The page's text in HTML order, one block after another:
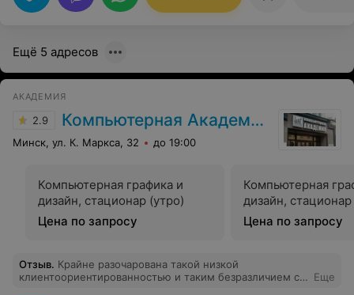
Считаю подобное недопустимым!!
Ещё 5 адресов
АКАДЕМИЯ
2.9 Компьютерная Академия ШАГ
Минск, ул. К. Маркса, 32 до 19:00
Компьютерная графика и
дизайн, стационар (утро)
Цена по запросу
Компьютерная
дизайн,
Цена по запросу
Отзыв. Крайне разочарована такой низкой
клиентоориентированностью и таким безразличием со
Еще